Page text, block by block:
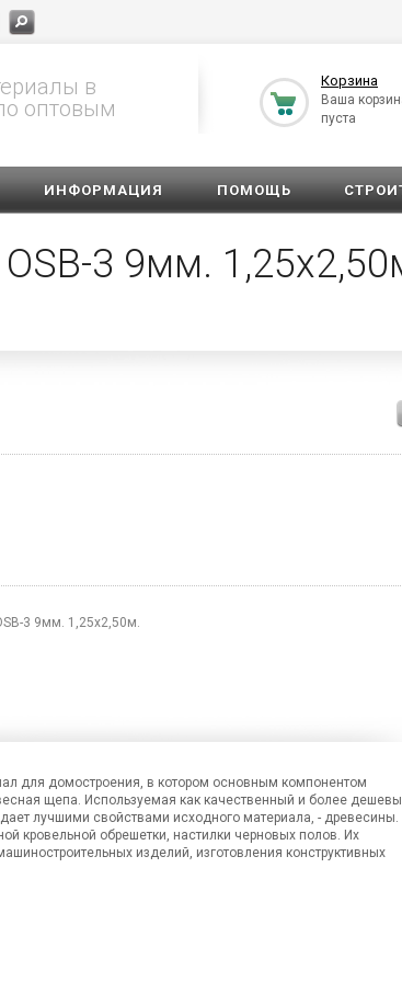
в
оптовым
Корзина
Ваша
пуста
ИНФОРМАЦИЯ ПОМОЩЬ
3 9мм.
3 9мм. 1,25х2,50м.
для домостроения, в котором основным компонентом
щепа. Используемая как качественный и более
лучшими свойствами исходного материала, - древесины.
кровельной обрешетки, настилки черновых полов. Их
изделий, изготовления конструктивных